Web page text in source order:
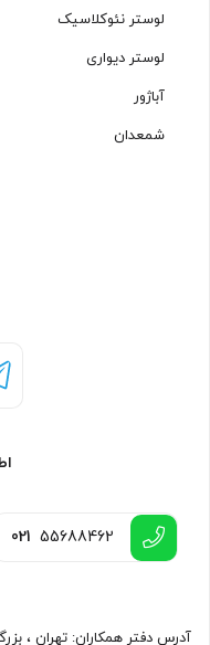
لوستر نئوکلاسیک
لوستر دیواری
آباژور
شمعدان
021 55688462
آدرس دفتر همکاران: تهران ،